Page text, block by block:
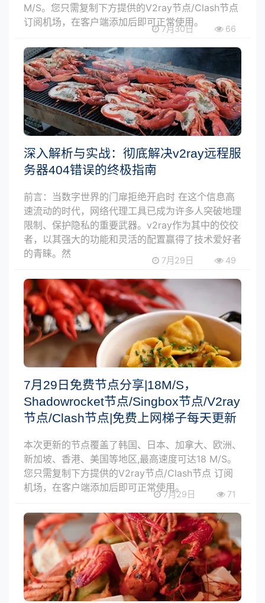
M/S。您只需复制下方提供的V2ray节点/Clash节点
订阅机场，在客户端添加后即可正常使用。
7月30日 66
深入解析与实战：彻底解决v2ray远程服
务器404错误的终极指南
前言：当数字世界的门扉拒绝开启时 在这个信息高
速流动的时代，网络代理工具已成为许多人突破地理
限制、保护隐私的重要武器。v2ray作为其中的佼佼
者，以其强大的功能和灵活的配置赢得了技术爱好者
的青睐。然
7月29日 49
7月29日免费节点分享|18M/S，
Shadowrocket节点/Singbox节点/V2ray
节点/Clash节点|免费上网梯子每天更新
本次更新的节点覆盖了韩国、日本、加拿大、欧洲、
新加坡、香港、美国等地区,最高速度可达18 M/S。
您只需复制下方提供的V2ray节点/Clash节点 订阅
机场，在客户端添加后即可正常使用。
7月29日 71